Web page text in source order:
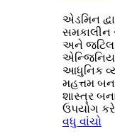
એડમિન
સમકાલીન
અને જટિલ
આધુનિક
મહત્તમ
શાસ્ત્ર
ઉપયોગ
વધુ વાંચો